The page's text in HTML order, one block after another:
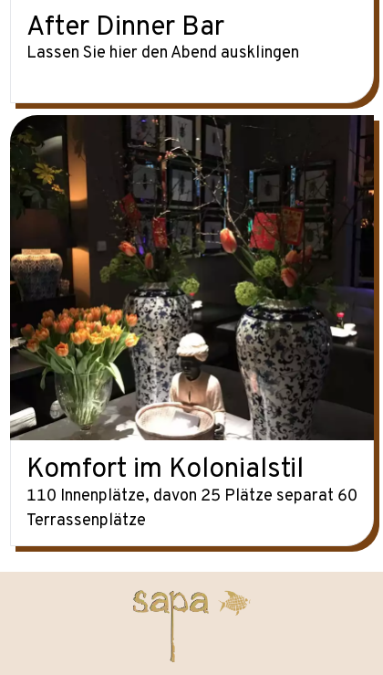
After Dinner Bar
Lassen Sie hier den Abend ausklingen
Komfort im Kolonialstil
110 Innenplätze, davon 25 Plätze separat 60
Terrassenplätze